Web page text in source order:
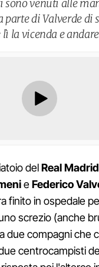
sono venuti alle
parte di Valverde di
la vicenda e
delReal Madrid
eFederico
finito in ospedale
screzio (anche
due compagni che
centrocampisti